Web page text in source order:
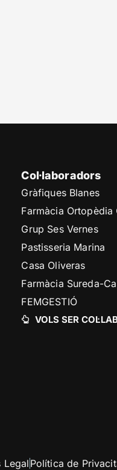
Col·laboradors
Gràfiques Blanes
Farmàcia Ortopèdia
Grup Ses Vernes
Pastisseria Marina
Casa Oliveras
Farmàcia Sureda-
FEMGESTIÓ
VOLS SER
Legal Política de